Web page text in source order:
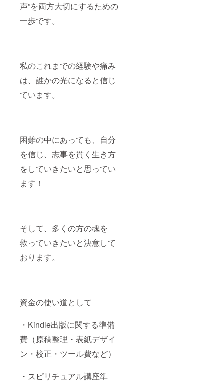
声”を両方大切にするための
一歩です。
私のこれまでの経験や痛み
は、誰かの光になると信じ
ています。
困難の中にあっても、自分
を信じ、志事を貫く生き方
をしていきたいと思ってい
ます！
そして、多くの方の魂を
救っていきたいと決意して
おります。
資金の使い道として
・Kindle出版に関する準備
費（原稿整理・表紙デザイ
ン・校正・ツール費など）
・スピリチュアル講座準